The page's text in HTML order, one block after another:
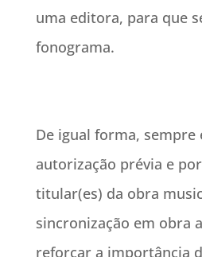
uma editora, para que
fonograma.
De igual forma, sempre
autorização prévia e
titular(es) da obra
sincronização em obra
reforçar a importância